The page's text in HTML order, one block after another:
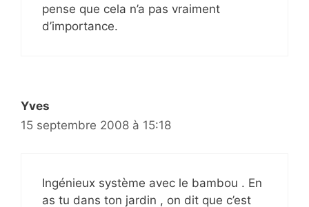
pense que cela n’a pas vraiment
d’importance.
Yves
15 septembre 2008 à 15:18
Ingénieux système avec le bambou . En
as tu dans ton jardin , on dit que c’est